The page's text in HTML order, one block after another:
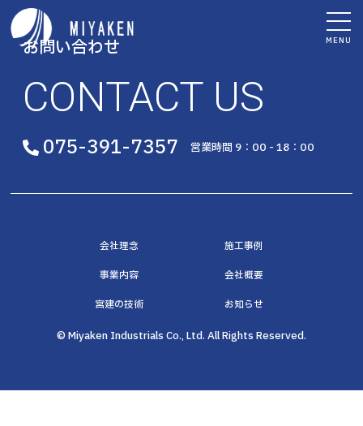
MENU
お問い合わせ
CONTACT US
075-391-7357 営業時間 9：00 - 18：00
会社理念 施工事例
事業内容 会社概要
宮建の技術 お知らせ
© Miyaken Industrials Co., Ltd. All Rights Reserved.